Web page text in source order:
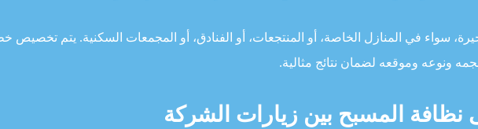
سواء في المنازل الخاصة، أو المنتجعات، أو الفنادق، أو المجمعات السكنية. يتم تخصيص
ونوعه وموقعه لضمان نتائج مثالية.
نظافة المسبح بين زيارات الشركة